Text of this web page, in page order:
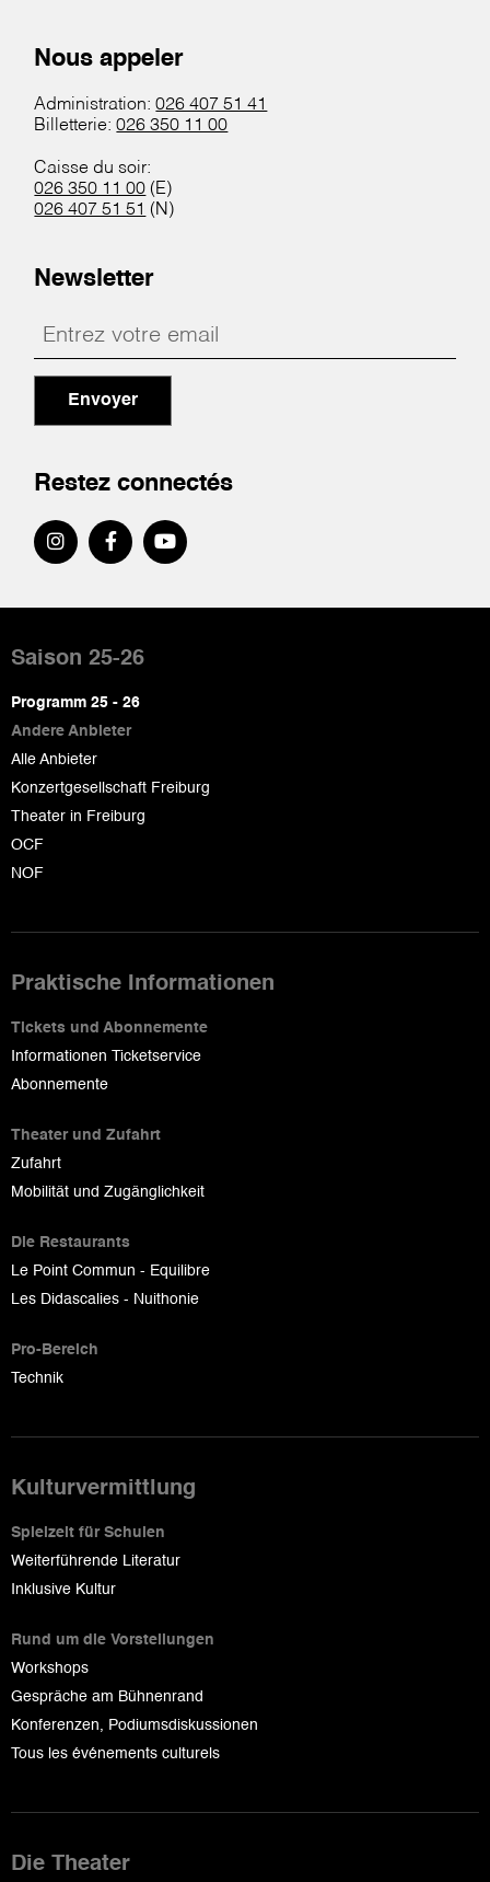
Nous appeler
Administration:026 407 51 41
Billetterie:026 350 11 00
Caisse du soir:
026 350 11 00 (E)
026 407 51 51 (N)
Newsletter
Envoyer
Restez connectés
de
page
Saison 25-26
Programm 25 - 26
Andere Anbieter
Alle Anbieter
Konzertgesellschaft Freiburg
Theater in Freiburg
OCF
NOF
Praktische Informationen
Tickets und Abonnemente
Informationen Ticketservice
Abonnemente
Theater und Zufahrt
Zufahrt
Mobilität und Zugänglichkeit
Die Restaurants
Le Point Commun - Equilibre
Les Didascalies - Nuithonie
Pro-Bereich
Technik
Kulturvermittlung
Spielzeit für Schulen
Weiterführende Literatur
Inklusive Kultur
Rund um die Vorstellungen
Workshops
Gespräche am Bühnenrand
Konferenzen, Podiumsdiskussionen
Tous les événements culturels
Die Theater